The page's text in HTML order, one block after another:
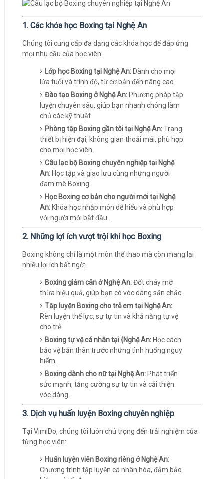
1. Các khóa học Boxing tại Nghệ An
Chúng tôi cung cấp đa dạng các khóa học để đáp ứng
mọi nhu cầu của học viên:
Lớp học Boxing tại Nghệ An:Dành cho mọi
lứa tuổi và trình độ, từ cơ bản đến nâng cao.
Đào tạo Boxing ở Nghệ An:Phương pháp tập
luyện chuyên sâu, giúp bạn nhanh chóng làm
chủ các kỹ thuật.
Phòng tập Boxing gần tôi tại Nghệ An:Trang
thiết bị hiện đại, không gian thoải mái, phù hợp
cho mọi học viên.
Câu lạc bộ Boxing chuyên nghiệp tại Nghệ
An:Học tập và giao lưu cùng những người
đam mê Boxing.
Học Boxing cơ bản cho người mới tại Nghệ
An:Khóa học nhập môn dễ hiểu và phù hợp
với người mới bắt đầu.
2. Những lợi ích vượt trội khi học Boxing
Boxing không chỉ là một môn thể thao mà còn mang lại
nhiều lợi ích bất ngờ:
Boxing giảm cân ở Nghệ An:Đốt cháy mỡ
thừa hiệu quả, giúp bạn có vóc dáng săn chắc.
Tập luyện Boxing cho trẻ em tại Nghệ An:
Rèn luyện thể lực, sự tự tin và khả năng tự vệ
cho trẻ.
Boxing tự vệ cá nhân tại {Nghệ An:Học cách
bảo vệ bản thân trước những tình huống nguy
hiểm.
Boxing dành cho nữ tại Nghệ An:Phát triển
sức mạnh, tăng cường sự tự tin và cải thiện
vóc dáng.
3. Dịch vụ huấn luyện Boxing chuyên nghiệp
Tại VimiDo, chúng tôi luôn chú trọng đến trải nghiệm của
từng học viên:
Huấn luyện viên Boxing riêng ở Nghệ An:
Chương trình tập luyện cá nhân hóa, đảm bảo